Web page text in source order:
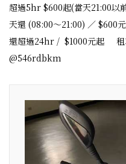
超過5hr $600起(當天21:00以
天還 (08:00～21:00) ／ $600
還超過24hr / $1000元起 租
@546rdbkm